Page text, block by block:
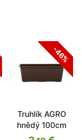
-46%
Truhlík AGRO
hnědý 100cm